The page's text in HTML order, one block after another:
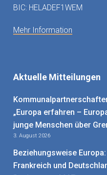
BIC: HELADEF1WEM
Mehr Information
Aktuelle Mitteilungen
„Europa erfahren –
junge Menschen über
3. August 2026
Beziehungsweise
Frankreich und